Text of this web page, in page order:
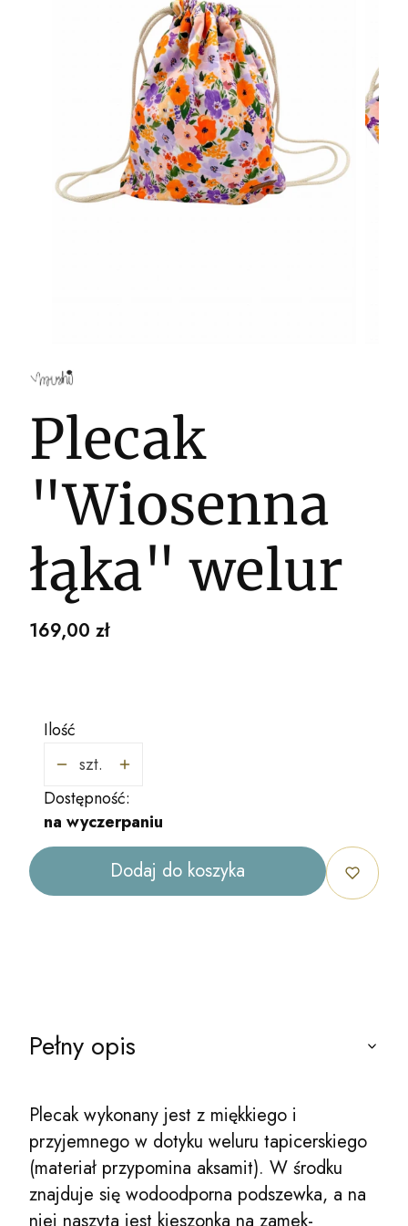
Plecak
"Wiosenna
łąka" welur
Cena
169,00 zł
Ilość
szt.
Dostępność:
na wyczerpaniu
Dodaj do koszyka
Pełny opis
Plecak wykonany jest z miękkiego i
przyjemnego w dotyku weluru tapicerskiego
(materiał przypomina aksamit). W środku
znajduje się wodoodporna podszewka, a na